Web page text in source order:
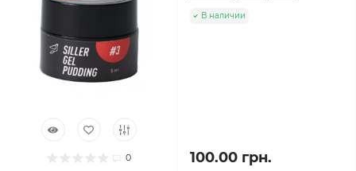
0
В наличии
100.00 грн.